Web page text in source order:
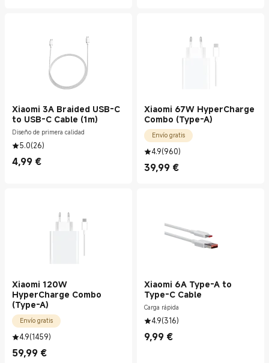
Xiaomi 3A Braided USB-C
to USB-C Cable (1m)
Diseño de primera calidad
5.0(26)
4,99 €
Current Price €4.99
Xiaomi 67W HyperCharge
Combo (Type-A)
Envío gratis
4.9(960)
39,99 €
Current Price €39.99
Xiaomi 120W
HyperCharge Combo
(Type-A)
Envío gratis
4.9(1459)
59,99 €
Current Price €59.99
Xiaomi 6A Type-A to
Type-C Cable
Carga rápida
4.9(316)
9,99 €
Current Price €9.99